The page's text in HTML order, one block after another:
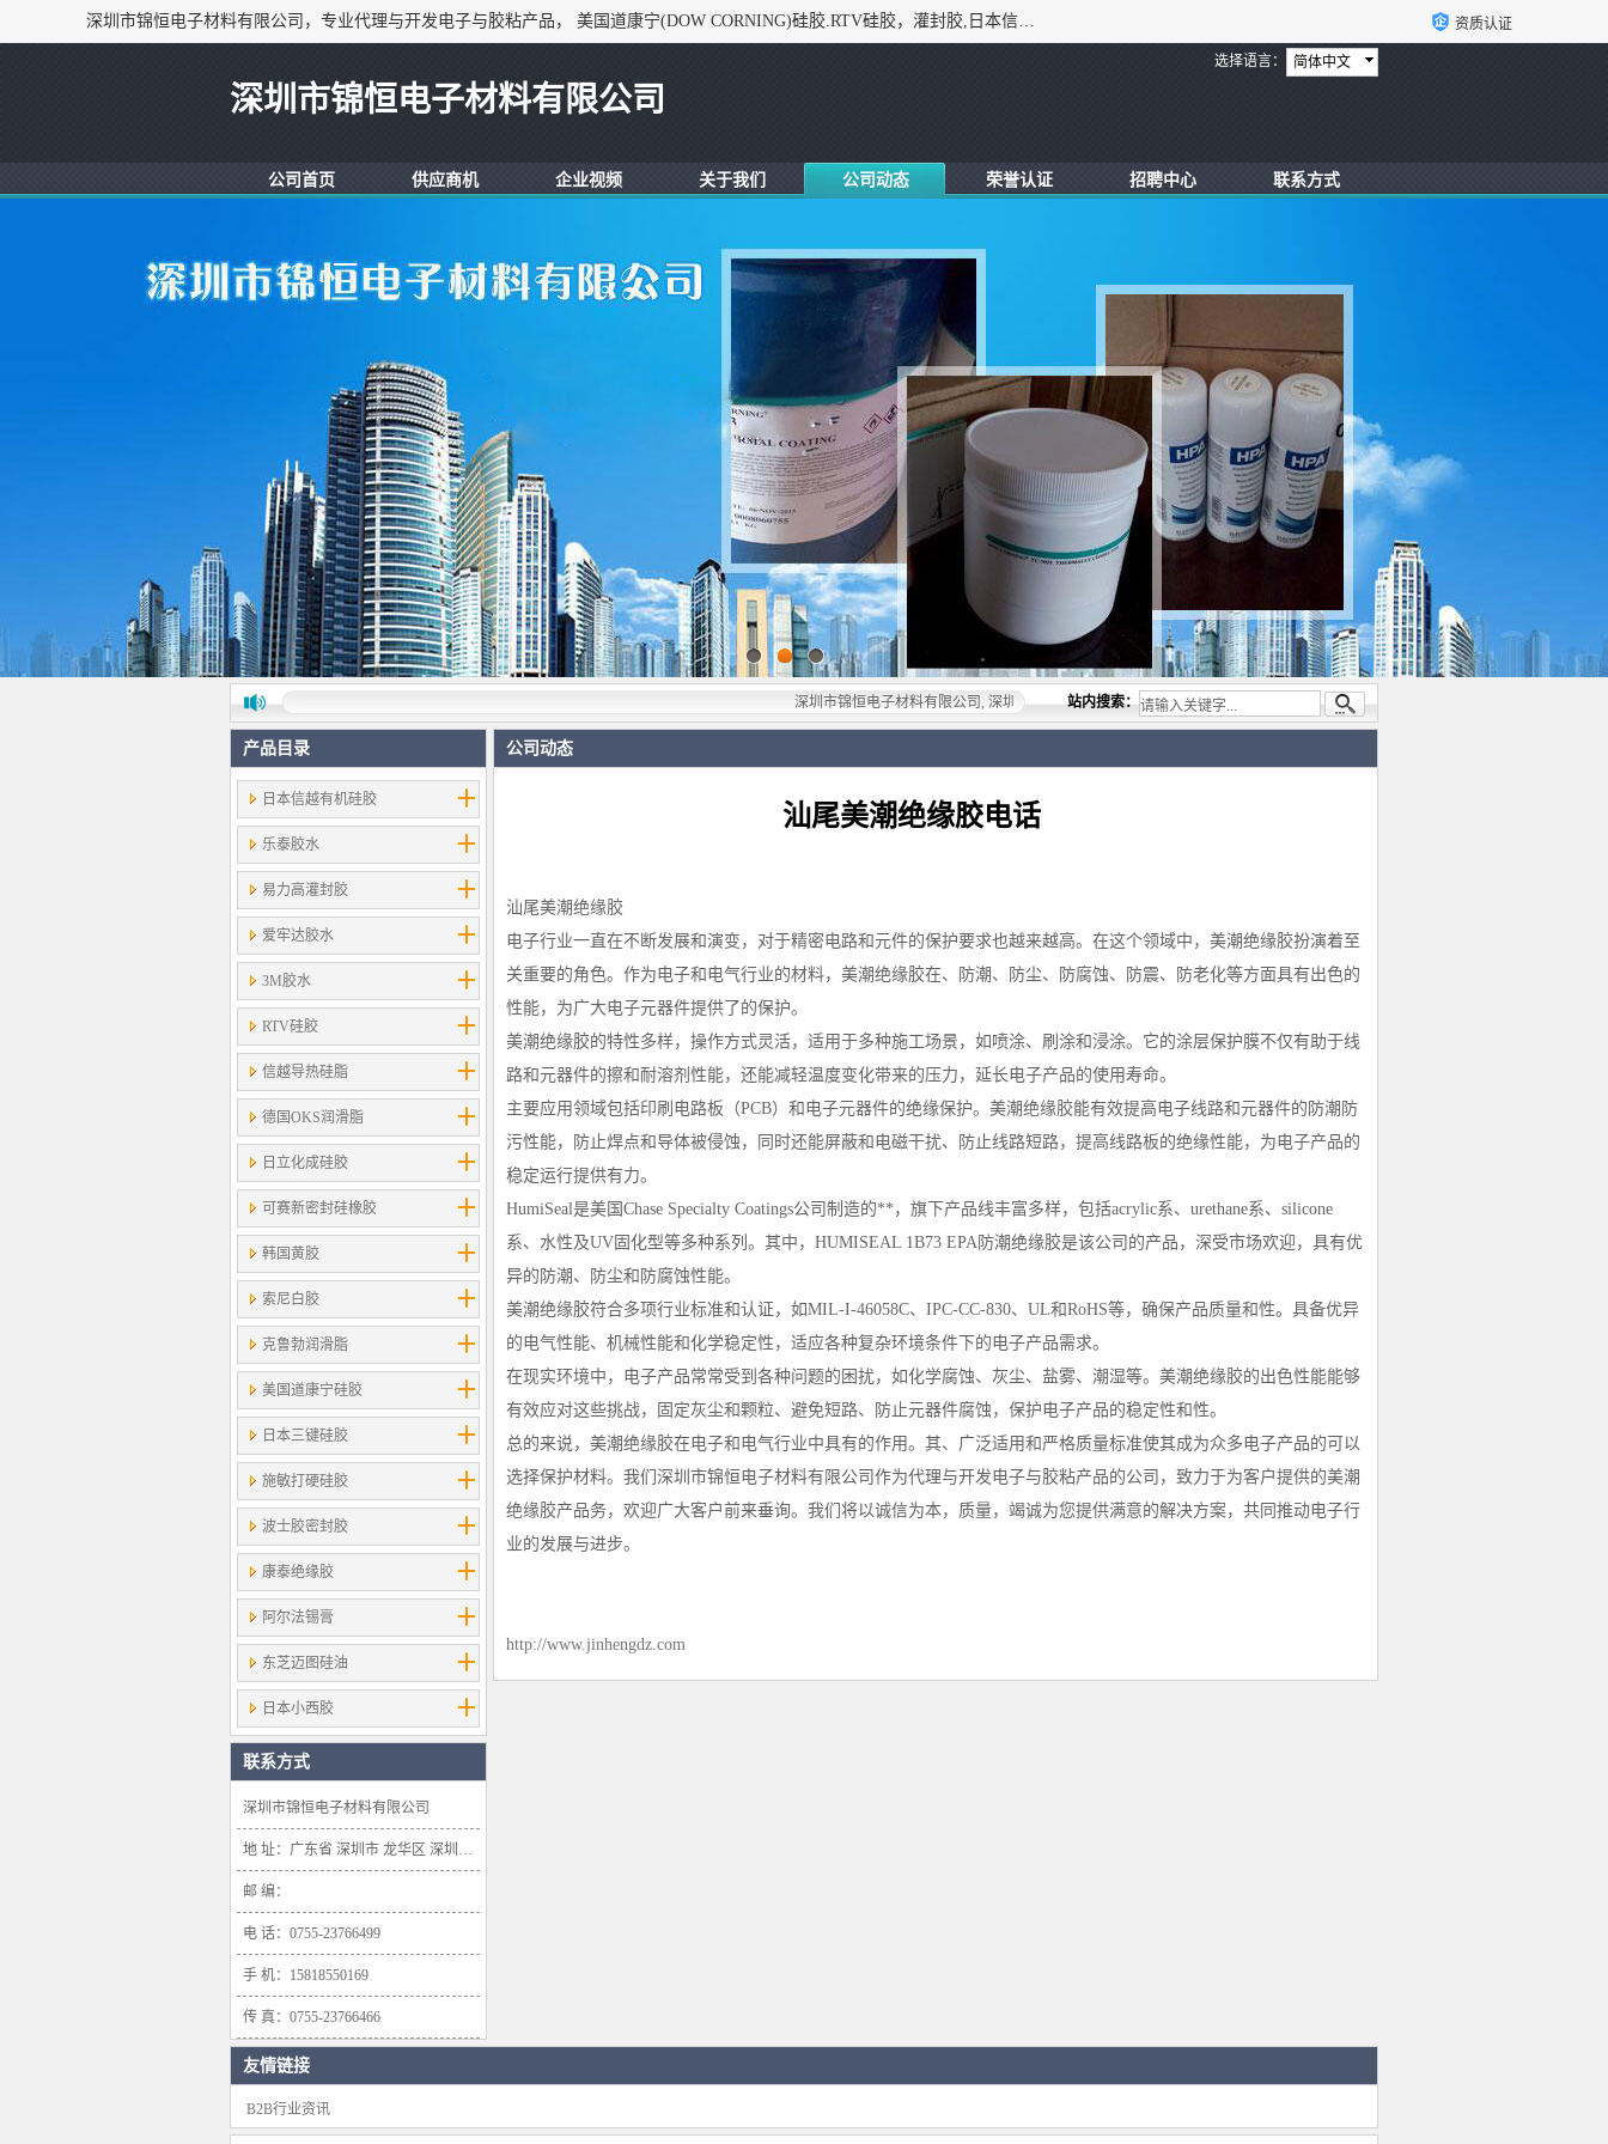
深圳市锦恒电子材料有限公司，专业代理与开发电子与胶粘产品， 美国道康宁(DOW CORNING)硅胶.RTV硅胶，灌封胶,日本信越(ShinEtsu)， 美国通用/东芝(GE/Toshiba)，美国HUMISEAL防潮绝缘胶， 日本小西(KONISHI)胶粘剂，3M,三键，乐泰，日本施敏打硬(CEMEDINE)硅胶，等众多进口品牌. 资质认证
简体中文
选择语言：
深圳市锦恒电子材料有限公司
公司首页 供应商机 企业视频 关于我们 公司动态 荣誉认证 招聘中心 联系方式
深圳市锦恒电子材料有限公司, 深圳市锦恒电子材料有限公司，专业代理与开发电子与胶粘产品， 美国道康宁(DOW CORNING)
站内搜索：
产品目录
日本信越有机硅胶
乐泰胶水
易力高灌封胶
爱牢达胶水
3M胶水
RTV硅胶
信越导热硅脂
德国OKS润滑脂
日立化成硅胶
可赛新密封硅橡胶
韩国黄胶
索尼白胶
克鲁勃润滑脂
美国道康宁硅胶
日本三键硅胶
施敏打硬硅胶
波士胶密封胶
康泰绝缘胶
阿尔法锡膏
东芝迈图硅油
日本小西胶
联系方式
深圳市锦恒电子材料有限公司
地 址：广东省 深圳市 龙华区 深圳市龙华新区大浪办事处浪口社区华盛路134号雍景轩商业大厦1638号
邮 编：
电 话：0755-23766499
手 机：15818550169
传 真：0755-23766466
公司动态
汕尾美潮绝缘胶电话
汕尾美潮绝缘胶
电子行业一直在不断发展和演变，对于精密电路和元件的保护要求也越来越高。在这个领域中，美潮绝缘胶扮演着至
关重要的角色。作为电子和电气行业的材料，美潮绝缘胶在、防潮、防尘、防腐蚀、防震、防老化等方面具有出色的
性能，为广大电子元器件提供了的保护。
美潮绝缘胶的特性多样，操作方式灵活，适用于多种施工场景，如喷涂、刷涂和浸涂。它的涂层保护膜不仅有助于线
路和元器件的擦和耐溶剂性能，还能减轻温度变化带来的压力，延长电子产品的使用寿命。
主要应用领域包括印刷电路板（PCB）和电子元器件的绝缘保护。美潮绝缘胶能有效提高电子线路和元器件的防潮防
污性能，防止焊点和导体被侵蚀，同时还能屏蔽和电磁干扰、防止线路短路，提高线路板的绝缘性能，为电子产品的
稳定运行提供有力。
HumiSeal是美国Chase Specialty Coatings公司制造的**，旗下产品线丰富多样，包括acrylic系、urethane系、silicone
系、水性及UV固化型等多种系列。其中，HUMISEAL 1B73 EPA防潮绝缘胶是该公司的产品，深受市场欢迎，具有优
异的防潮、防尘和防腐蚀性能。
美潮绝缘胶符合多项行业标准和认证，如MIL-I-46058C、IPC-CC-830、UL和RoHS等，确保产品质量和性。具备优异
的电气性能、机械性能和化学稳定性，适应各种复杂环境条件下的电子产品需求。
在现实环境中，电子产品常常受到各种问题的困扰，如化学腐蚀、灰尘、盐雾、潮湿等。美潮绝缘胶的出色性能能够
有效应对这些挑战，固定灰尘和颗粒、避免短路、防止元器件腐蚀，保护电子产品的稳定性和性。
总的来说，美潮绝缘胶在电子和电气行业中具有的作用。其、广泛适用和严格质量标准使其成为众多电子产品的可以
选择保护材料。我们深圳市锦恒电子材料有限公司作为代理与开发电子与胶粘产品的公司，致力于为客户提供的美潮
绝缘胶产品务，欢迎广大客户前来垂询。我们将以诚信为本，质量，竭诚为您提供满意的解决方案，共同推动电子行
业的发展与进步。
http://www.jinhengdz.com
友情链接
B2B行业资讯